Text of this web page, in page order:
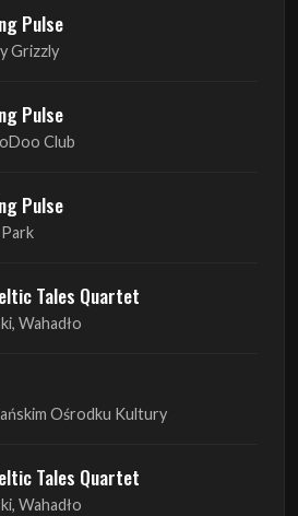
Pulse
Grizzly
Pulse
Club
Pulse
Tales Quartet
Wahadło
Ośrodku Kultury
Tales Quartet
Wahadło